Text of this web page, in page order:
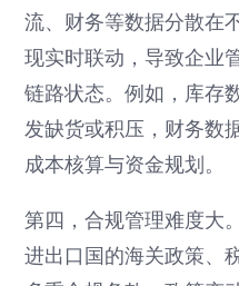
流、财务等数据分散在
现实时联动，导致企业
链路状态。例如，库存
发缺货或积压，财务数
成本核算与资金规划。
第四，合规管理难度大
进出口国的海关政策、